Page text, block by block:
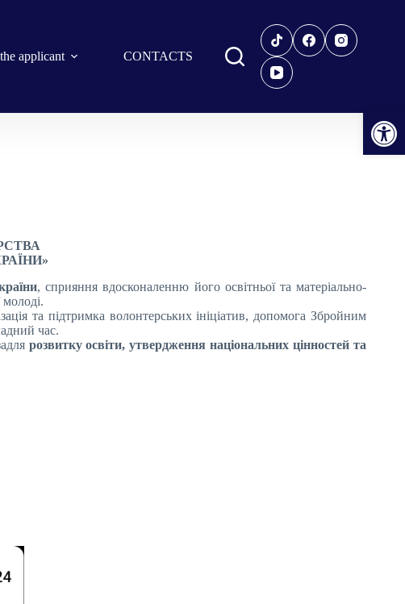
Open toolbar
applicant CONTACTS
, сприяння вдосконаленню його освітньої та матеріально-
молоді.
та підтримка волонтерських ініціатив, допомога Збройним
час.
розвитку освіти, утвердження національних цінностей та